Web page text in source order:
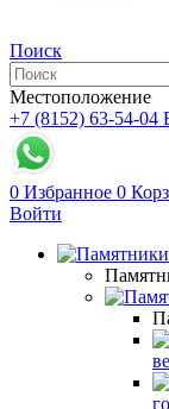
Поиск
Местоположение
+7 (8152) 63-54-04
0 Избранное 0
Войти